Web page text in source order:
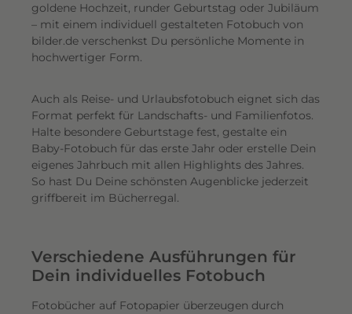
goldene Hochzeit, runder Geburtstag oder Jubiläum
– mit einem individuell gestalteten Fotobuch von
bilder.de verschenkst Du persönliche Momente in
hochwertiger Form.
Auch als Reise- und Urlaubsfotobuch eignet sich das
Format perfekt für Landschafts- und Familienfotos.
Halte besondere Geburtstage fest, gestalte ein
Baby-Fotobuch für das erste Jahr oder erstelle Dein
eigenes Jahrbuch mit allen Highlights des Jahres.
So hast Du Deine schönsten Augenblicke jederzeit
griffbereit im Bücherregal.
Verschiedene Ausführungen für
Dein individuelles Fotobuch
Fotobücher auf Fotopapier überzeugen durch